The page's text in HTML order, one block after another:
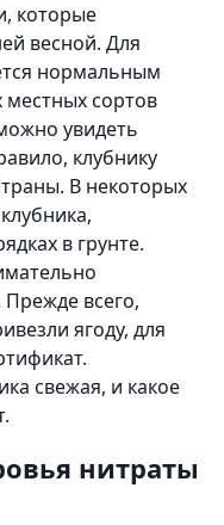
которые
весной. Для
нормальным
местных сортов
увидеть
клубнику
В некоторых
в грунте.
Прежде всего,
ягоду, для
свежая, и какое
нитраты